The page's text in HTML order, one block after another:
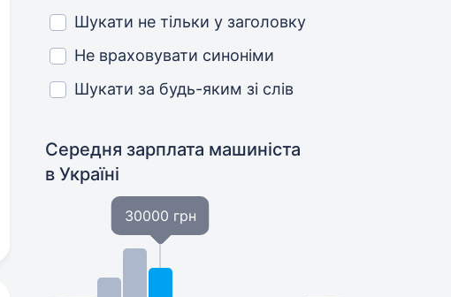
Шукати не тільки у заголовку
Не враховувати синоніми
Шукати за будь-яким зі слів
Середня зарплата машиніста
в Україні
30000 грн